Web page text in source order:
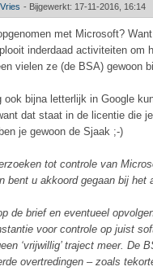
- Bijgewerkt: 17-11-2016, 16:14
met Microsoft?
inderdaad activiteiten
vielen ze (de BSA) gewoon
bijna letterlijk in Google
dat staat in de licentie die
je gewoon de Sjaak ;-)
tot controle van
bent u akkoord gegaan bij
de brief en eventueel
voor controle op juist
‘vrijwillig’ traject meer. De
overtredingen – zoals